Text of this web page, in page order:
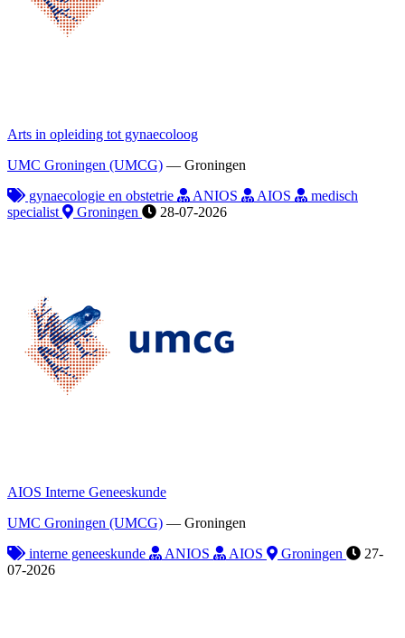
Arts in opleiding tot gynaecoloog
UMC Groningen (UMCG) — Groningen
gynaecologie en obstetrie
ANIOS AIOS
medisch
specialist
Groningen 28-07-2026
AIOS Interne Geneeskunde
UMC Groningen (UMCG) — Groningen
interne geneeskunde
ANIOS AIOS Groningen
27-
07-2026